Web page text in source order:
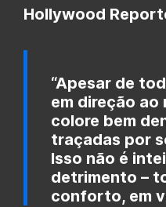
Hollywood
“Apesar de
em direção ao
colore bem
traçadas por
Isso não é
detrimento –
conforto, em